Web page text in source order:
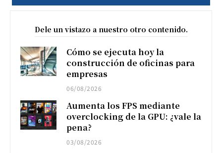
Dele un vistazo a nuestro otro contenido.
Cómo se ejecuta hoy la
construcción de oficinas para
empresas
06/08/2026
Aumenta los FPS mediante
overclocking de la GPU: ¿vale la
pena?
03/08/2026